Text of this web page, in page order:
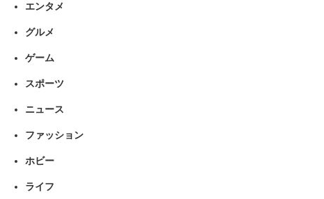
エンタメ
グルメ
ゲーム
スポーツ
ニュース
ファッション
ホビー
ライフ